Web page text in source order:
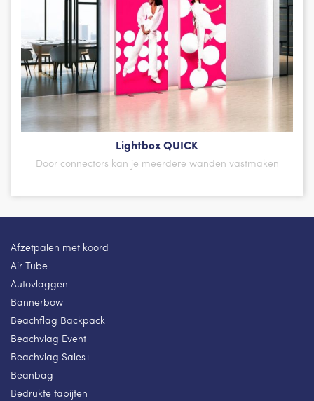
Lightbox QUICK
Door connectors kan je meerdere wanden vastmaken
Afzetpalen met koord
Air Tube
Autovlaggen
Bannerbow
Beachflag Backpack
Beachvlag Event
Beachvlag Sales+
Beanbag
Bedrukte tapijten